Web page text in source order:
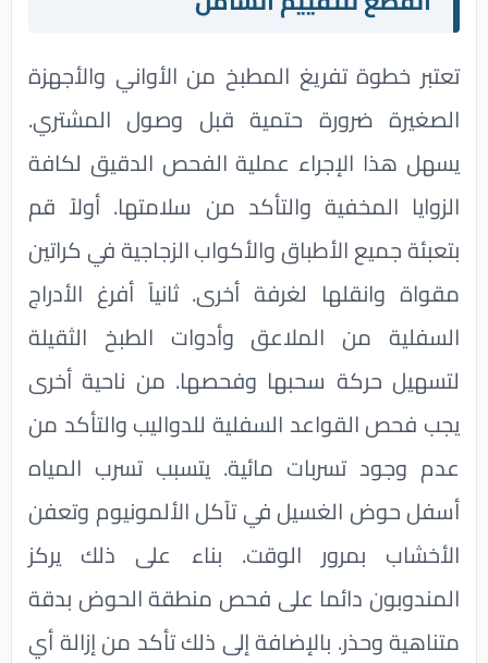
تعتبر خطوة تفريغ المطبخ من الأواني والأجهزة
الصغيرة ضرورة حتمية قبل وصول المشتري.
يسهل هذا الإجراء عملية الفحص الدقيق لكافة
الزوايا المخفية والتأكد من سلامتها. أولاً قم
بتعبئة جميع الأطباق والأكواب الزجاجية في كراتين
مقواة وانقلها لغرفة أخرى. ثانياً أفرغ الأدراج
السفلية من الملاعق وأدوات الطبخ الثقيلة
لتسهيل حركة سحبها وفحصها. من ناحية أخرى
يجب فحص القواعد السفلية للدواليب والتأكد من
عدم وجود تسربات مائية. يتسبب تسرب المياه
أسفل حوض الغسيل في تآكل الألمونيوم وتعفن
الأخشاب بمرور الوقت. بناء على ذلك يركز
المندوبون دائما على فحص منطقة الحوض بدقة
متناهية وحذر. بالإضافة إلى ذلك تأكد من إزالة أي